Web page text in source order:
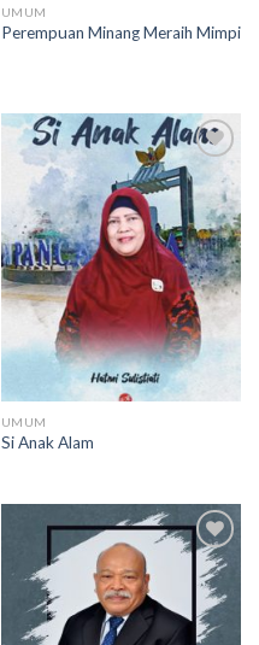
UMUM
Perempuan Minang Meraih Mimpi
Add to
wishlist
UMUM
Si Anak Alam
Add to
wishlist